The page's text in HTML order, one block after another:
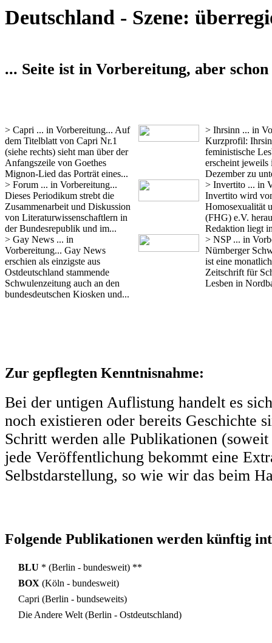
Deutschland - Szene:
... Seite ist in Vorbereitung, aber
> Capri ... in Vorbereitung... Auf
dem Titelblatt von Capri Nr.1
(siehe rechts) sieht man über der
Anfangszeile von Goethes
Mignon-Lied das Porträt eines...
> Forum ... in Vorbereitung...
Dieses Periodikum strebt die
Zusammenarbeit und Diskussion
von Literaturwissenschaftlern in
der Bundesrepublik und im...
> Gay News ... in
Vorbereitung... Gay News
erschien als einzigste aus
Ostdeutschland stammende
Schwulenzeitung auch an den
bundesdeutschen Kiosken und...
> Ihrsinn ... in
Kurzprofil:
feministische
erscheint
Dezember zu
> Invertito ... in
Invertito wird
Homosexualität
(FHG) e.V.
Redaktion liegt
> NSP... in
Nürnberger
ist eine
Zeitschrift für
Lesben in
Zur gepflegten Kenntnisnahme:
Bei der untigen Auflistung handelt es
noch existieren oder bereits Geschichte
Schritt werden alle Publikationen
jede Veröffentlichung bekommt eine
Selbstdarstellung, so wie wir das beim
Folgende Publikationen werden künftig
BLU * (Berlin - bundesweit) **
BOX (Köln - bundesweit)
Capri (Berlin - bundseweits)
Die Andere Welt (Berlin - Ostdeutschland)